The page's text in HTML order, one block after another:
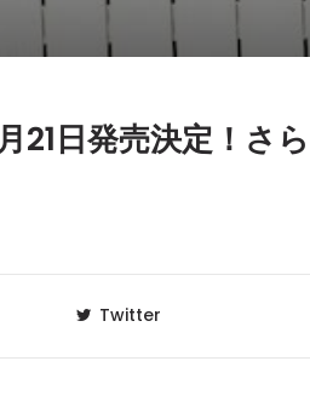
21日発売決定！さ
Twitter